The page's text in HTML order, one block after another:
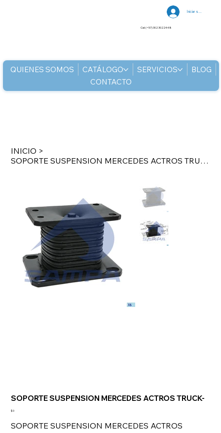
QUIENES SOMOS CATÁLOGO SERVICIOS
BLOG
CONTACTO
Iniciar sesión
Cel: (+57) 302 3022448
INICIO >
SOPORTE SUSPENSION MERCEDES ACTROS TRUCK-
SOPORTE SUSPENSION MERCEDES ACTROS TRUCK-
Precio
$ 0
SOPORTE SUSPENSION MERCEDES ACTROS